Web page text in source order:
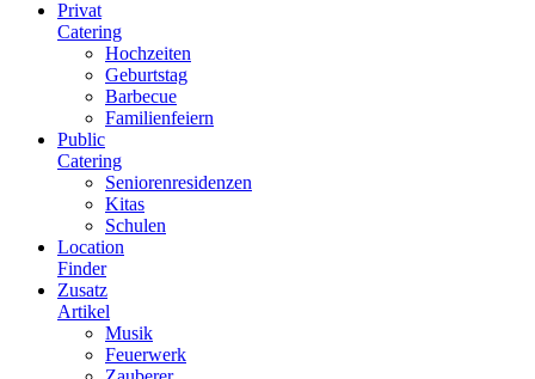
Privat
Catering
Hochzeiten
Geburtstag
Barbecue
Familienfeiern
Public
Catering
Seniorenresidenzen
Kitas
Schulen
Location
Finder
Zusatz
Artikel
Musik
Feuerwerk